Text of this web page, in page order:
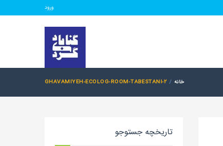
ورود
خانه GHAVAMIYEH-ECOLOG-ROOM-TABESTANI-2
تاریخچه جستوجو